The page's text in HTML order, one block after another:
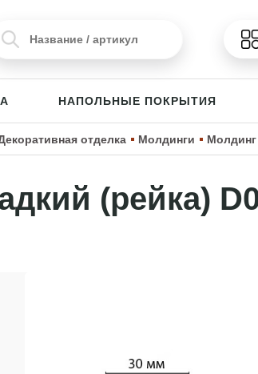
НАПОЛЬНЫЕ ПОКРЫТИЯ
отделка Молдинги Молдинг
(рейка)